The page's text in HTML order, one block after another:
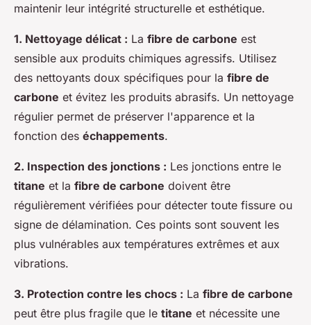
maintenir leur intégrité structurelle et esthétique.
1. Nettoyage délicat : La fibre de carbone est
sensible aux produits chimiques agressifs. Utilisez
des nettoyants doux spécifiques pour la fibre de
carbone et évitez les produits abrasifs. Un nettoyage
régulier permet de préserver l'apparence et la
fonction des échappements.
2. Inspection des jonctions : Les jonctions entre le
titane et la fibre de carbone doivent être
régulièrement vérifiées pour détecter toute fissure ou
signe de délamination. Ces points sont souvent les
plus vulnérables aux températures extrêmes et aux
vibrations.
3. Protection contre les chocs : La fibre de carbone
peut être plus fragile que le titane et nécessite une